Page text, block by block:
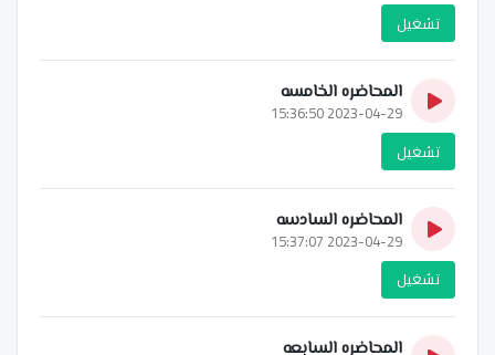
تشغيل
المحاضره الخامسه
2023-04-29 15:36:50
تشغيل
المحاضره السادسه
2023-04-29 15:37:07
تشغيل
المحاضره السابعه